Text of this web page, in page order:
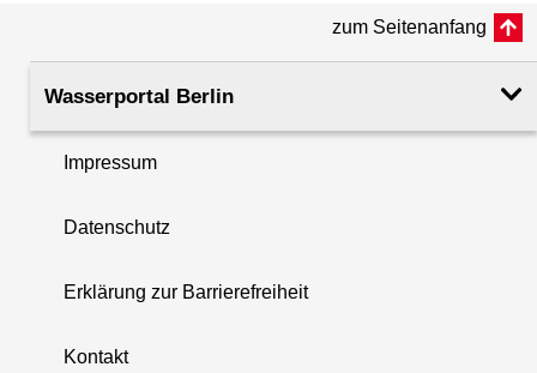
+
zum Seitenanfang
Wasserportal Berlin
Impressum
Datenschutz
Erklärung zur Barrierefreiheit
Kontakt